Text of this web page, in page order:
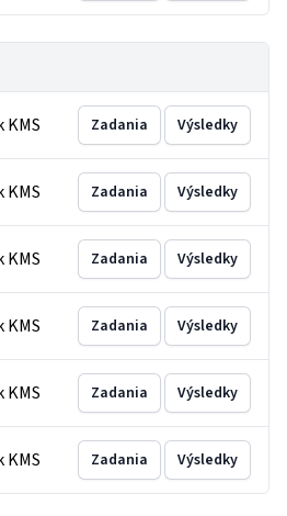
KMS Zadania Výsledky
KMS Zadania Výsledky
KMS Zadania Výsledky
KMS Zadania Výsledky
KMS Zadania Výsledky
KMS Zadania Výsledky